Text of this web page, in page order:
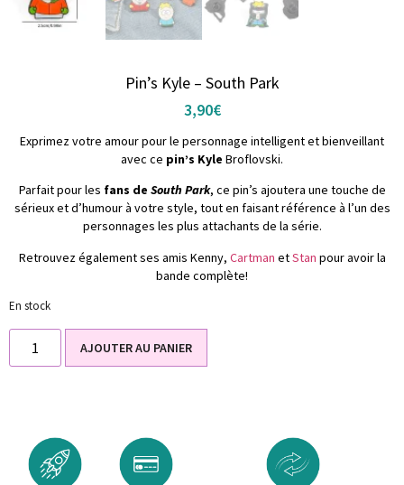
Pin’s Kyle – South Park
3,90€
Exprimez votre amour pour le personnage intelligent et bienveillant
avec ce pin’s Kyle Broflovski.
Parfait pour les fans de South Park, ce pin’s ajoutera une touche de
sérieux et d’humour à votre style, tout en faisant référence à l’un des
personnages les plus attachants de la série.
Retrouvez également ses amis Kenny, Cartman etStan pour avoir la
bande complète!
En stock
AJOUTER AU PANIER